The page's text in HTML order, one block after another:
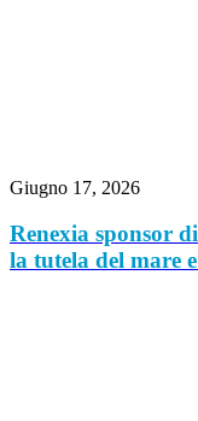
Giugno 17, 2026
Renexia sponsor
la tutela del mare